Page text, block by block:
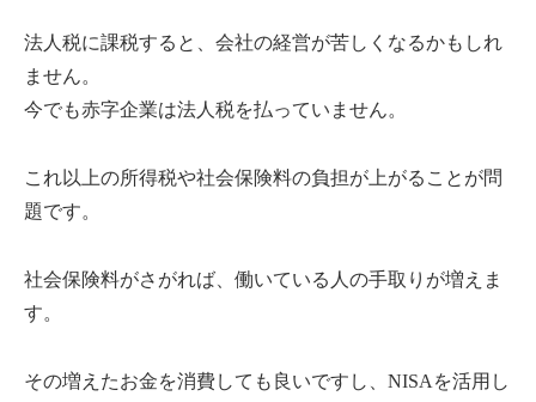
法人税に課税すると、会社の経営が苦しくなるかもしれ
ません。
今でも赤字企業は法人税を払っていません。
これ以上の所得税や社会保険料の負担が上がることが問
題です。
社会保険料がさがれば、働いている人の手取りが増えま
す。
その増えたお金を消費しても良いですし、NISAを活用し